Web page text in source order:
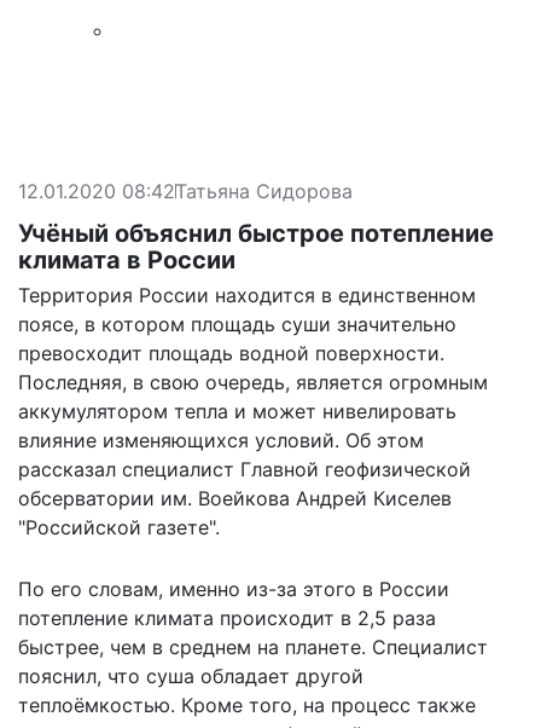
12.01.2020 08:42Татьяна Сидорова
Учёный объяснил быстрое потепление
климата в России
Территория России находится в единственном
поясе, в котором площадь суши значительно
превосходит площадь водной поверхности.
Последняя, в свою очередь, является огромным
аккумулятором тепла и может нивелировать
влияние изменяющихся условий. Об этом
рассказал специалист Главной геофизической
обсерватории им. Воейкова Андрей Киселев
"Российской газете".
По его словам, именно из-за этого в России
потепление климата происходит в 2,5 раза
быстрее, чем в среднем на планете. Специалист
пояснил, что суша обладает другой
теплоёмкостью. Кроме того, на процесс также